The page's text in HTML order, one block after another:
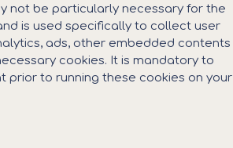
not be particularly necessary for the
is used specifically to collect user
ads, other embedded contents
cookies. It is mandatory to
prior to running these cookies on your